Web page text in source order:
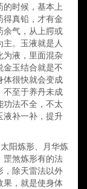
时候，基本上
得真铅，才有金
余气，从上腭或
。 玉液就是人
为液，里面混杂
金玉结合就是不
体很快就会变成
不至于养丹未成
功法不全，不太
液补一补，提升
阳炼形、 月华炼
罡煞炼形有的法
，除天雷法以外
果，就是使身体